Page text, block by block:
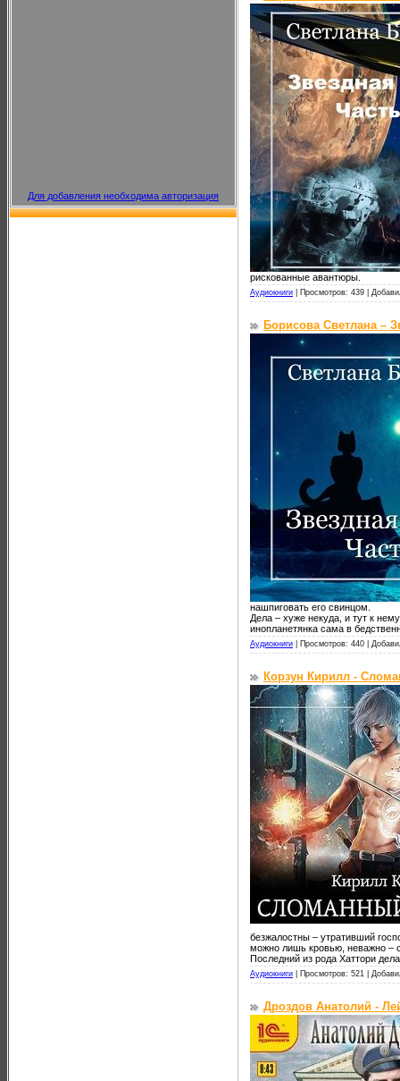
Для добавления необходима авторизация
рискованные авантюры.
Аудиокниги Просмотров: 439 |
Борисова Светлана –
нашпиговать его свинцом.
Дела – хуже некуда, и тут к
инопланетянка сама в
Аудиокниги Просмотров: 440 |
Корзун Кирилл -
безжалостны – утративший
можно лишь кровью, неважно –
Последний из рода Хаттори
Аудиокниги Просмотров: 521 |
Дроздов Анатолий -